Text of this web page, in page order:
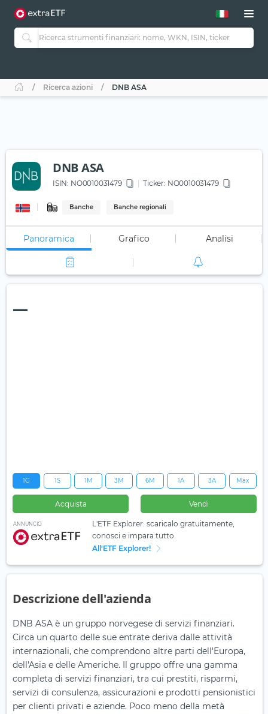
Ricerca azioni DNB ASA
DNB ASA
ISIN: NO0010031479 Ticker: NO0010031479
Banche Banche regionali
Panoramica Grafico Analisi
—
1G 1S 1M 3M 6M 1A 3A Max
Acquista Vendi
ANNUNCIO
L'ETF Explorer: scaricalo gratuitamente,
conosci e impara tutto.
All'ETF Explorer!
Descrizione dell'azienda
DNB ASA è un gruppo norvegese di servizi finanziari.
Circa un quarto delle sue entrate deriva dalle attività
internazionali, che comprendono altre parti dell'Europa,
dell'Asia e delle Americhe. Il gruppo offre una gamma
completa di servizi finanziari, tra cui prestiti, risparmi,
servizi di consulenza, assicurazioni e prodotti pensionistici
per clienti privati e aziende. Poco meno della metà